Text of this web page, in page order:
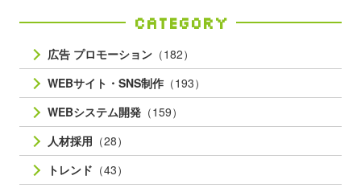
Category
広告 プロモーション （182）
WEBサイト・SNS制作 （193）
WEBシステム開発 （159）
人材採用 （28）
トレンド （43）